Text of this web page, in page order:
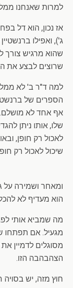
למרות שאנחנו
ג'), ואפילו
שהוא מרגיש צורך
שרוצים לבצע את
למה ד"ר ב' לא
הספרים של
אף אחד לא מושלם.
שלו, אותו ניתן
לאכול רק חופן,
שיכול לאכול רק
ומאחר ושמירה על
הוא מעדיף לא
מה שמביא אותי
מגעיל. אם תפתחו
מסוגלים לדמיין
הצהבהבה הזו.
חוץ מזה, יש בסויה